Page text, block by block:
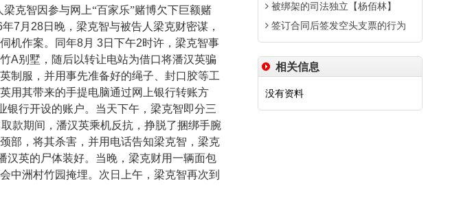
梁克智因参与网上“百家乐”赌博欠下巨额赌
年7 月 28日晚，梁克智与被告人梁克财密谋，
机作案。同年8月 3日下午2时许，梁克智事
A别墅，随后以转让电站为借口将潘汉英骗
制服，并用事先准备好的绳子、封口胶等工
用其带来的手提电脑通过网上银行转账方
银行开设的账户。当天下午，梁克智即分三
款期间，潘汉英乘机反抗，挣脱了捆绑手腕
部，将其杀害，并用电话告知梁克智，梁克
汉英的尸体装好。当晚，梁克财用一辆面包
中洲村竹园掩埋。次日上午，梁克智再次到
被绑架的司法独立【杨佰林】
签订合同后签发空头支票的行为
相关信息
没有资料